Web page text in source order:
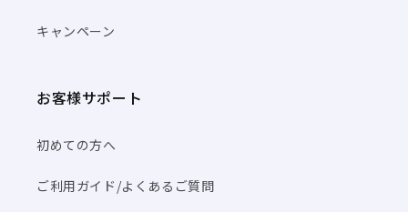
キャンペーン
お客様サポート
初めての方へ
ご利用ガイド/よくあるご質問